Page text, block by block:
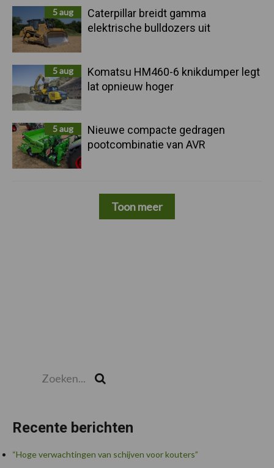
5 aug
Caterpillar breidt gamma
elektrische bulldozers uit
5 aug
Komatsu HM460-6 knikdumper legt
lat opnieuw hoger
5 aug
Nieuwe compacte gedragen
pootcombinatie van AVR
Toon meer
Recente berichten
“Hoge verwachtingen van schijven voor kouters”